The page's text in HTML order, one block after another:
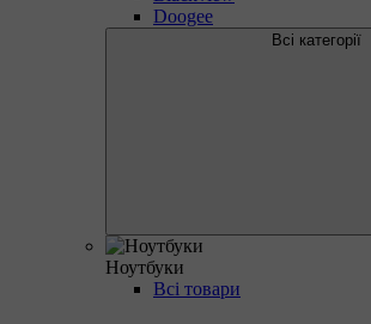
Doogee
Всі категорії
Ноутбуки
Всі товари